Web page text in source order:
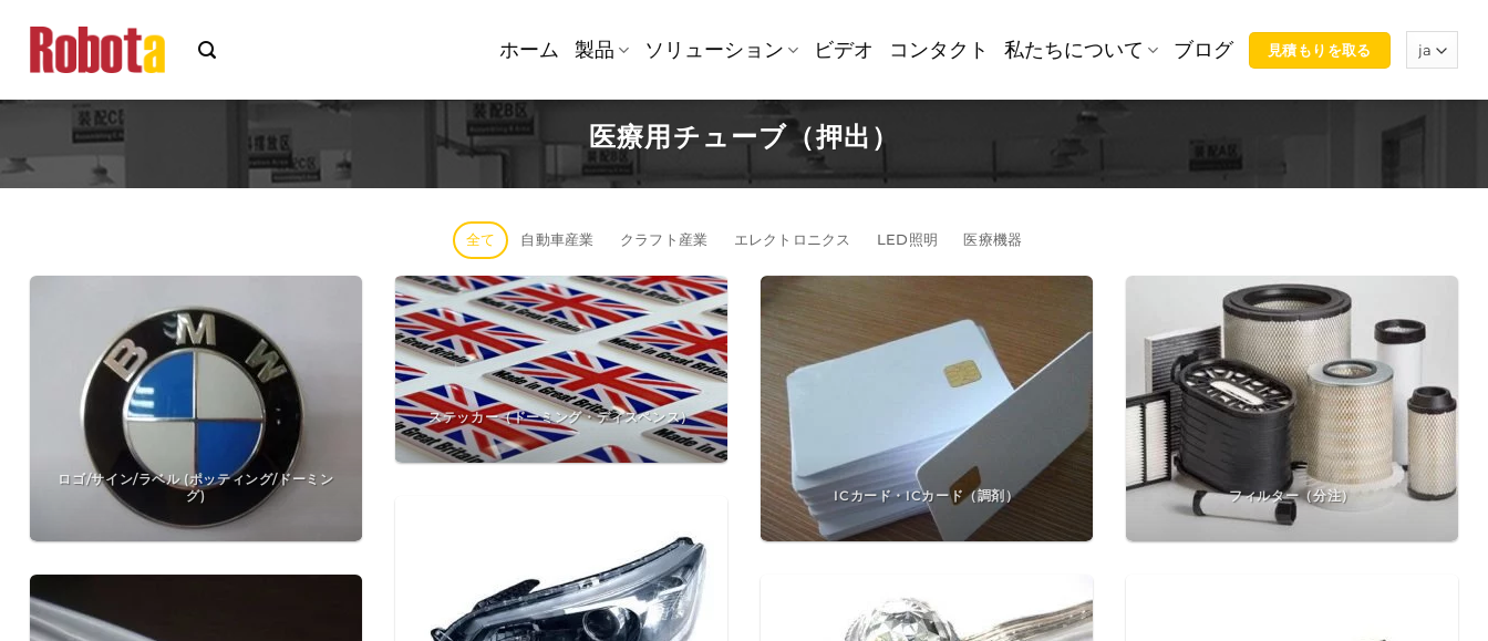
ン
ス
ホーム 製品 ソリューション ビデオ コンタクト 私たちについて ブログ 見積もりを取る
医療用チューブ（押出）
全て 自動車産業 クラフト産業 エレクトロニクス LED照明 医療機器
ロゴ/サイン/ラベル (ポッティング/ドーミン
グ)
ステッカー（ドーミング・ディスペンス）
ICカード・ICカード（調剤） フィルター（分注）